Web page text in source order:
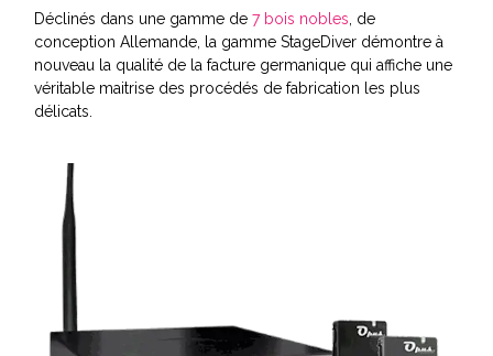
Déclinés dans une gamme de 7 bois nobles, de
conception Allemande, la gamme StageDiver démontre à
nouveau la qualité de la facture germanique qui affiche une
véritable maitrise des procédés de fabrication les plus
délicats.